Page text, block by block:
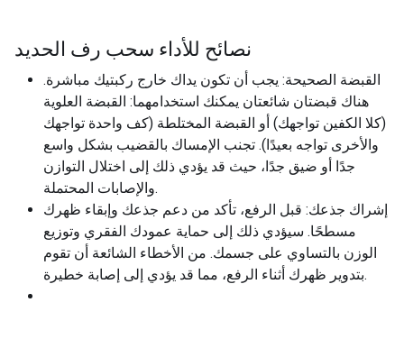
نصائح للأداء سحب رف الحديد
القبضة الصحيحة: يجب أن تكون يداك خارج ركبتيك مباشرة.
هناك قبضتان شائعتان يمكنك استخدامهما: القبضة العلوية
(كلا الكفين تواجهك) أو القبضة المختلطة (كف واحدة تواجهك
والأخرى تواجه بعيدًا). تجنب الإمساك بالقضيب بشكل واسع
جدًا أو ضيق جدًا، حيث قد يؤدي ذلك إلى اختلال التوازن
والإصابات المحتملة.
إشراك جذعك: قبل الرفع، تأكد من دعم جذعك وإبقاء ظهرك
مسطحًا. سيؤدي ذلك إلى حماية عمودك الفقري وتوزيع
الوزن بالتساوي على جسمك. من الأخطاء الشائعة أن تقوم
بتدوير ظهرك أثناء الرفع، مما قد يؤدي إلى إصابة خطيرة.